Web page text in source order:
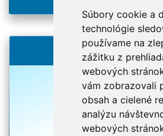
Súbory cookie a
technológie
používame na
zážitku z
webových
vám zobrazovali
obsah a cielené
analýzu
webových
VWA
Vývojár Webových